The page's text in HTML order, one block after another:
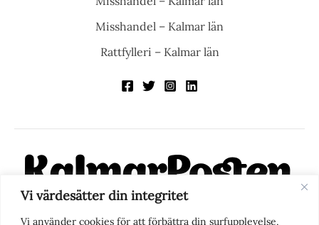
Vi värdesätter din integritet
Vi använder cookies för att förbättra din surfupplevelse,
Misshandel – Kalmar län
Rattfylleri – Kalmar län
KalmarPosten är en modern lokalnyhetstidning på nätet. Med
fokus på Kalmarregionen, men också med blick för det större